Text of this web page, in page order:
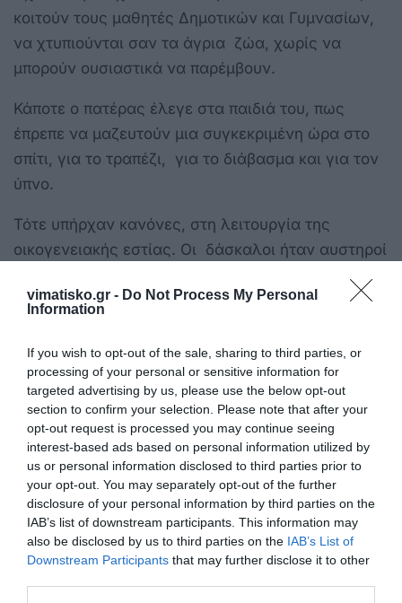
vimatisko.gr - Do Not Process My Personal
Information
If you wish to opt-out of the sale, sharing to third parties, or
processing of your personal or sensitive information for
targeted advertising by us, please use the below opt-out
section to confirm your selection. Please note that after your
opt-out request is processed you may continue seeing
interest-based ads based on personal information utilized by
us or personal information disclosed to third parties prior to
your opt-out. You may separately opt-out of the further
disclosure of your personal information by third parties on the
IAB’s list of downstream participants. This information may
also be disclosed by us to third parties on the IAB’s List of
Downstream Participants that may further disclose it to other
κοιτούν τους μαθητές Δημοτικών και Γυμνασίων,
να χτυπιούνται σαν τα άγρια ζώα, χωρίς να
μπορούν ουσιαστικά να παρέμβουν.
Κάποτε ο πατέρας έλεγε στα παιδιά του, πως
έπρεπε να μαζευτούν μια συγκεκριμένη ώρα στο
σπίτι, για το τραπέζι, για το διάβασμα και για τον
ύπνο.
Τότε υπήρχαν κανόνες, στη λειτουργία της
οικογενειακής εστίας. Οι δάσκαλοι ήταν αυστηροί
Τώρα οι δάσκαλοι είναι χαλαροί και σχεδόν
παιδιά στους γονείς τους και σε ακραίες
περιπτώσεις, μην τους συκοφαντήσουν ή τους
εκβιάσουν.
Η χώρα μας και η κοινωνία της, πήρε τον
κατήφορο, ενώ η αυριανή γενιά, θα ζητά
απεγνωσμένα τη λύτρωση, που ποτέ δεν θα έρθει.
Ξανθίππη Αγρέλλη